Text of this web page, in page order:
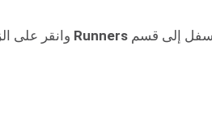
إلى قسم Runners وانقر على